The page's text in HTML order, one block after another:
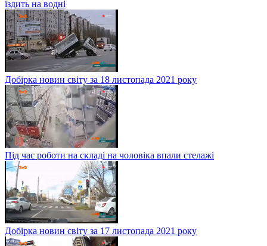
Добірка новин світу за 19 листопада 2021 року
На наступному «Дакарі» до змагань допустять вантажівку, яка
їздить на водні
Добірка новин світу за 18 листопада 2021 року